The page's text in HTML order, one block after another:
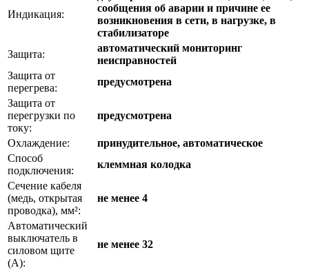
Индикация:
сообщения об аварии и причине ее
возникновения в сети, в нагрузке, в
стабилизаторе
Защита:
автоматический мониторинг
неисправностей
Защита от
перегрева:
предусмотрена
Защита от
перегрузки по
току:
предусмотрена
Охлаждение:
принудительное, автоматическое
Способ
подключения:
клеммная колодка
Сечение кабеля
(медь, открытая
проводка), мм²:
не менее 4
Автоматический
выключатель в
силовом щите
(А):
не менее 32